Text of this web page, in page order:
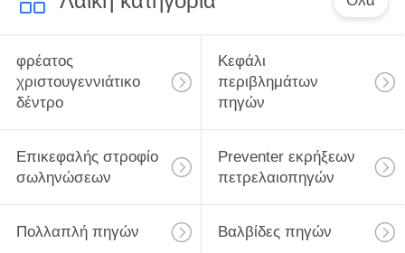
φρέατος
χριστουγεννιάτικο
δέντρο
Κεφάλι
περιβλημάτων
πηγών
Επικεφαλής στροφίο
σωληνώσεων
Preventer εκρήξεων
πετρελαιοπηγών
Πολλαπλή πηγών Βαλβίδες πηγών